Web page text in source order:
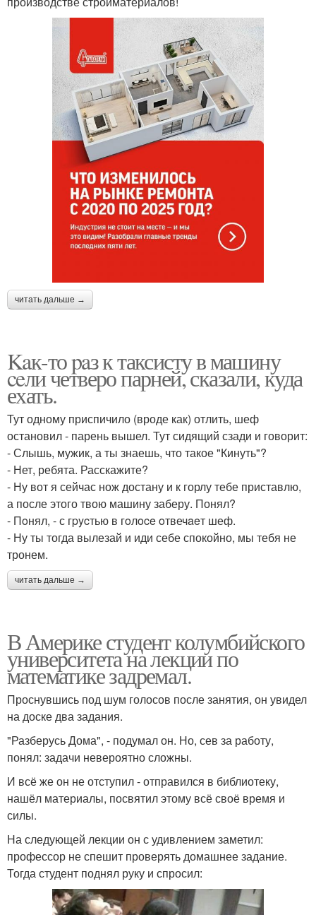
читать дальше →
Kaк-то paз к таксисту в машину
ceли четверо парней, сказали, куда
ехать.
Тут одному приспичило (вроде как) отлить, шеф
остановил - парень вышел. Тут сидящий сзади и говорит:
- Слышь, мужик, а ты знаешь, что такое "Кинуть"?
- Нет, ребята. Расскажите?
- Ну вот я сейчас нож достану и к горлу тебе приставлю,
а после этого твою машину заберу. Понял?
- Пoнял, - с гpycтью в гoлoce oтвечaeт шеф.
- Ну ты тогда вылезай и иди себе спокойно, мы тебя не
тронем.
читать дальше →
В Америке студент колумбийского
университета на лекции по
математике задремал.
Проснувшись под шум голосов после занятия, он увидел
на доске два задания.
"Разберусь Дома", - подумал он. Но, сев за работу,
понял: задачи невероятно сложны.
И всё же он не отступил - отправился в библиотеку,
нашёл материалы, посвятил этому всё своё время и
силы.
На следующей лекции он с удивлением заметил:
профессор не спешит проверять домашнее задание.
Тогда студент поднял руку и спросил: